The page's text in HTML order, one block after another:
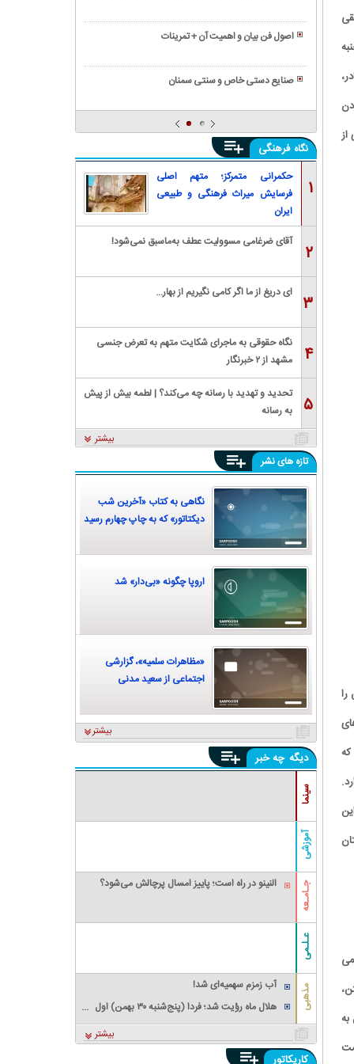
اصول فن بیان و اهمیت آن + تمرینات
صنایع دستی خاص و سنتی سمنان
تمدن؛
نگاه فرهنگی
۱
حکمرانی متمرکز؛ متهم اصلی
فرسایش میراث فرهنگی و طبیعی
ایران
۲ آقای ضرغامی مسوولیت عطف به‌ماسبق نمی‌شود!
۳ ای دریغ از ما اگر کامی نگیریم از بهار...
۴
نگاه حقوقی به ماجرای شکایت متهم به تعرض جنسی
مشهد از ۲ خبرنگار
۵
تحدید و تهدید با رسانه چه می‌کند؟ | لطمه بیش از پیش
به رسانه
بیشتر
تازه های نشر
نگاهی به کتاب «آخرین شب
دیکتاتور» که به چاپ چهارم رسید
اروپا چگونه «بی‌دار» شد
«مظاهرات سلمیه»، گزارشی
اجتماعی از سعید مدنی
بیشتر
دیگه چه خبر
سینما
آموزشی
جـامـعه النینو در راه است؛ پاییز امسال پرچالش می‌شود؟
عـلـمی
مذهبی
آب زمزم سهمیه‌ای شد!
هلال ماه رؤیت شد؛ فردا (پنج‌شنبه ۳۰ بهمن‌) اول
ماه مبارک رمضان
بیشتر
کاریکاتور